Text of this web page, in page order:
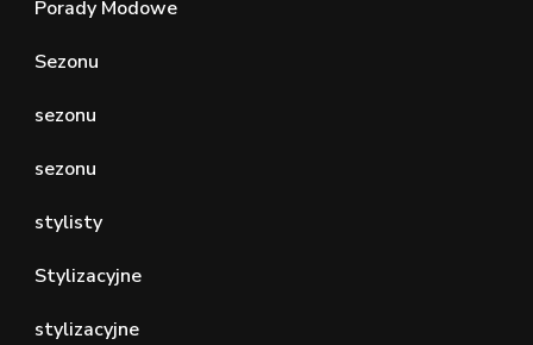
Porady Modowe
Sezonu
sezonu
sezonu
stylisty
Stylizacyjne
stylizacyjne